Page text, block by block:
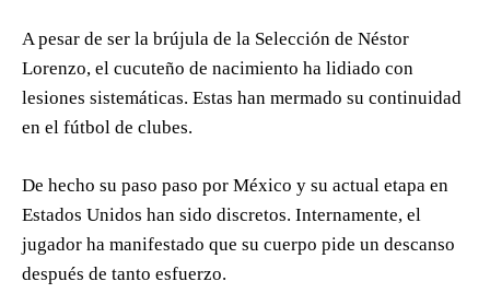
A pesar de ser la brújula de la Selección de Néstor
Lorenzo, el cucuteño de nacimiento ha lidiado con
lesiones sistemáticas. Estas han mermado su continuidad
en el fútbol de clubes.
De hecho su paso paso por México y su actual etapa en
Estados Unidos han sido discretos. Internamente, el
jugador ha manifestado que su cuerpo pide un descanso
después de tanto esfuerzo.